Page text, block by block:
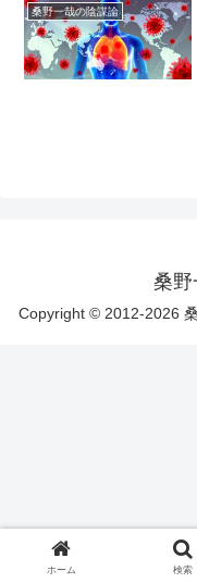
桑野一哉の陰謀論
桑野
Copyright © 2012-2026
ホーム 検索